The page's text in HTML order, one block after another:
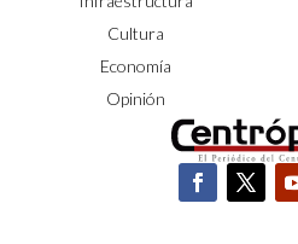
Cultura
Economía
Opinión